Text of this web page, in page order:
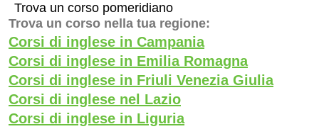
Trova un corso pomeridiano
Trova un corso nella tua regione:
Corsi di inglese in Campania
Corsi di inglese in Emilia Romagna
Corsi di inglese in Friuli Venezia Giulia
Corsi di inglese nel Lazio
Corsi di inglese in Liguria